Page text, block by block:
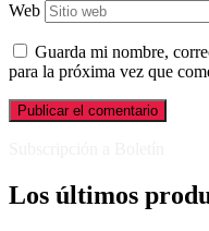
Web
Guarda mi nombre,
para la próxima vez que
Los últimos